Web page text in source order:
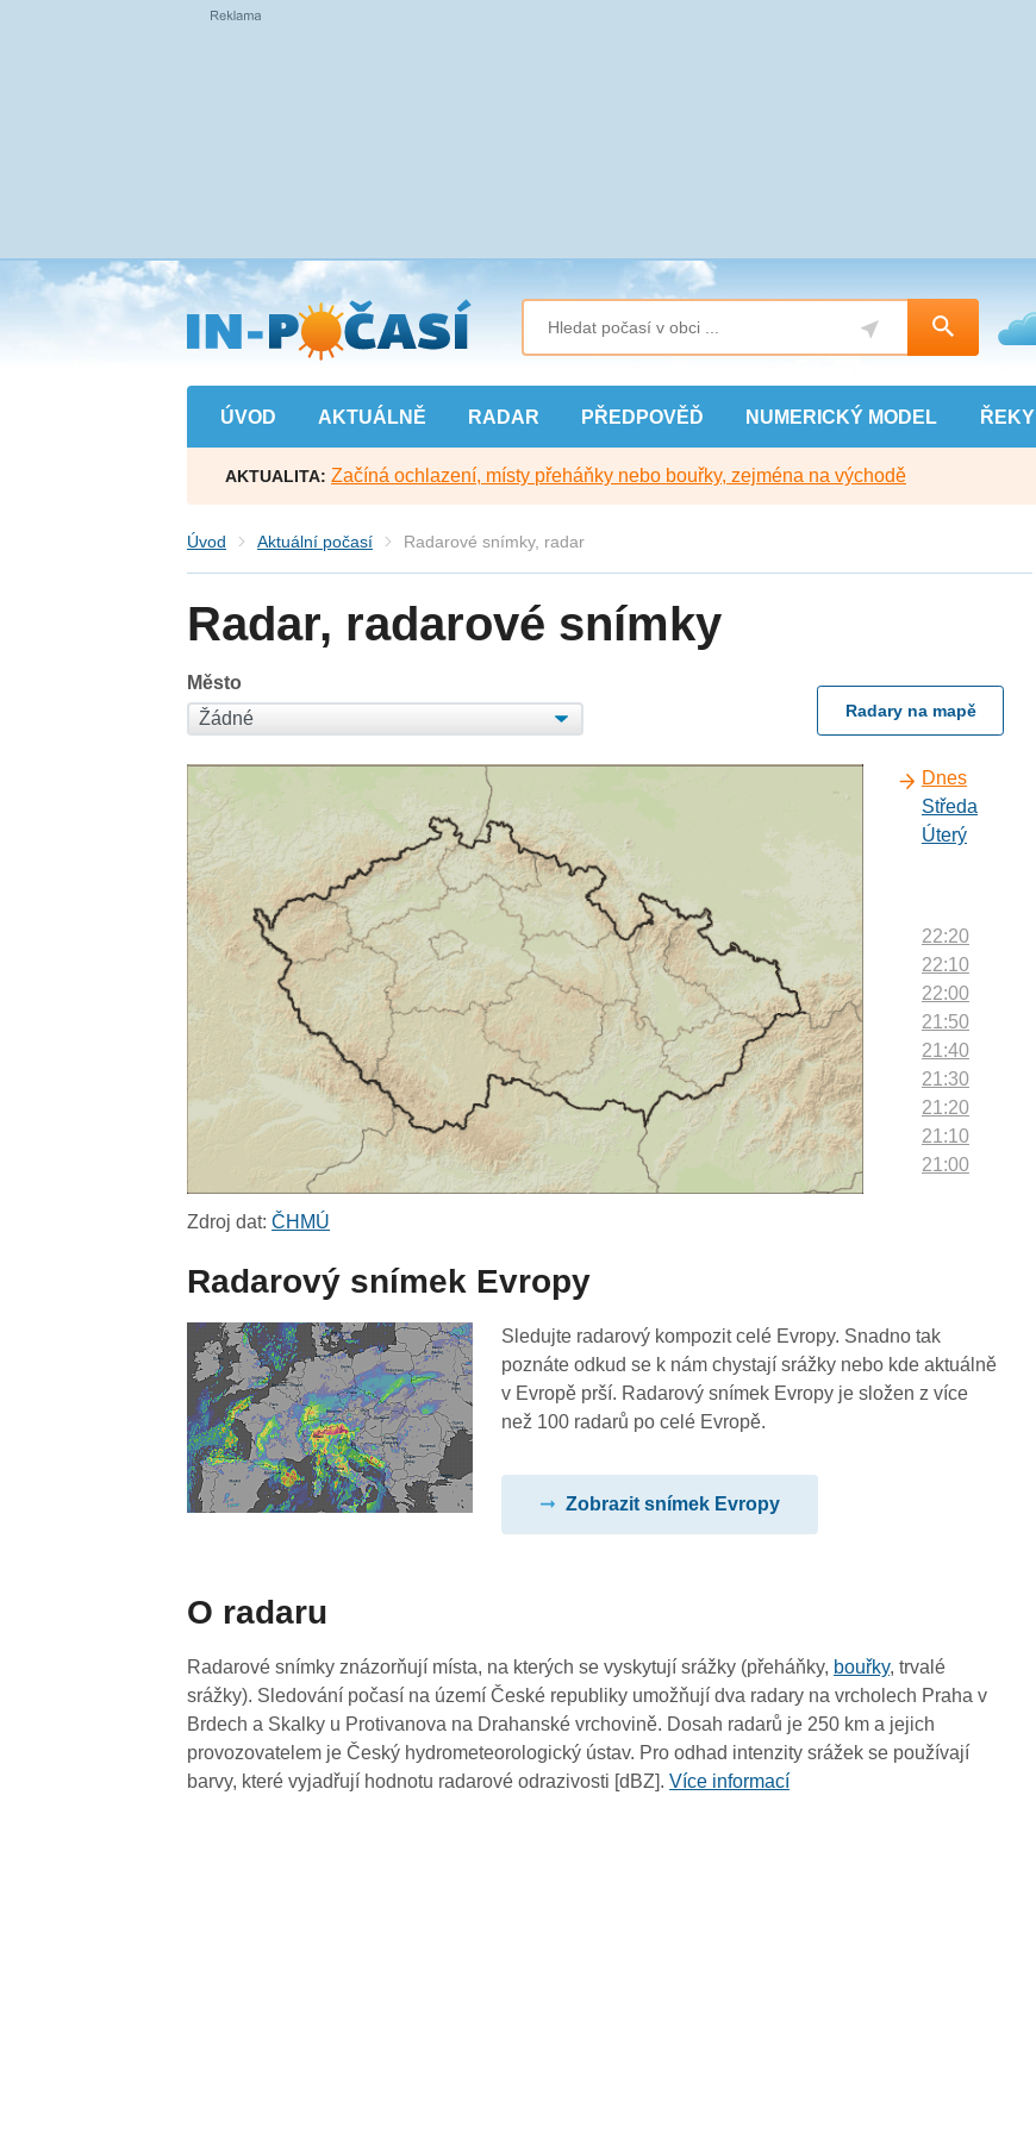
Přejít
na
hlavní
obsah
ÚVOD AKTUÁLNĚ RADAR PŘEDPOVĚĎ NUMERICKÝ MODEL ŘEKY
AKTUALITA: Začíná ochlazení, místy přeháňky nebo bouřky, zejména na východě
Úvod Aktuální počasí Radarové snímky, radar
Radar, radarové snímky
Město
Radary na mapě
Dnes
Středa
Úterý
22:20
22:10
22:00
21:50
21:40
21:30
21:20
21:10
21:00
20:00
19:50
19:40
18:00
17:50
17:40
17:30
Zdroj dat:ČHMÚ
Radarový snímek Evropy
Sledujte radarový kompozit celé Evropy. Snadno tak
poznáte odkud se k nám chystají srážky nebo kde aktuálně
v Evropě prší. Radarový snímek Evropy je složen z více
než 100 radarů po celé Evropě.
Zobrazit snímek Evropy
O radaru
Radarové snímky znázorňují místa, na kterých se vyskytují srážky (přeháňky, bouřky, trvalé
srážky). Sledování počasí na území České republiky umožňují dva radary na vrcholech Praha v
Brdech a Skalky u Protivanova na Drahanské vrchovině. Dosah radarů je 250 km a jejich
provozovatelem je Český hydrometeorologický ústav. Pro odhad intenzity srážek se používají
barvy, které vyjadřují hodnotu radarové odrazivosti [dBZ].Více informací